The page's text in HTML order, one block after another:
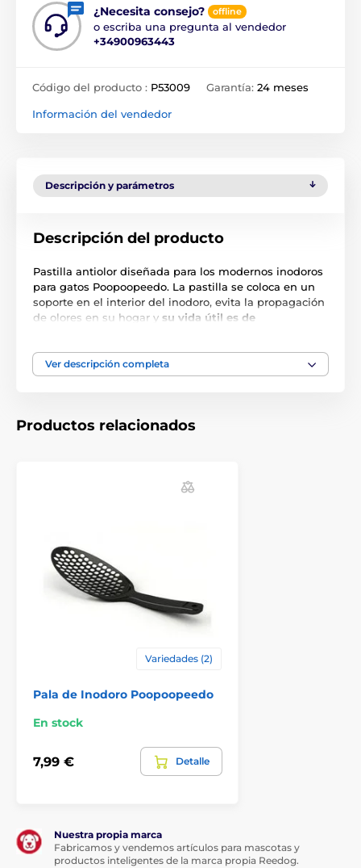
¿Necesita consejo? offline
o escriba una pregunta al vendedor
+34900963443
Código del producto : P53009 Garantía: 24 meses
Información del vendedor
Descripción y parámetros
Descripción del producto
Pastilla antiolor diseñada para los modernos inodoros
para gatos Poopoopeedo. La pastilla se coloca en un
soporte en el interior del inodoro, evita la propagación
de olores en su hogar y su vida útil es de
Las especificaciones técnicas pueden cambiar sin
previo aviso. Las imágenes tienen únicamente
Ver descripción completa
Productos relacionados
Variedades (2)
Pala de Inodoro Poopoopeedo
En stock
7,99 € Detalle
Nuestra propia marca
Fabricamos y vendemos artículos para mascotas y
productos inteligentes de la marca propia Reedog.